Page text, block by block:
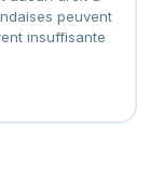
peuvent
insuffisante